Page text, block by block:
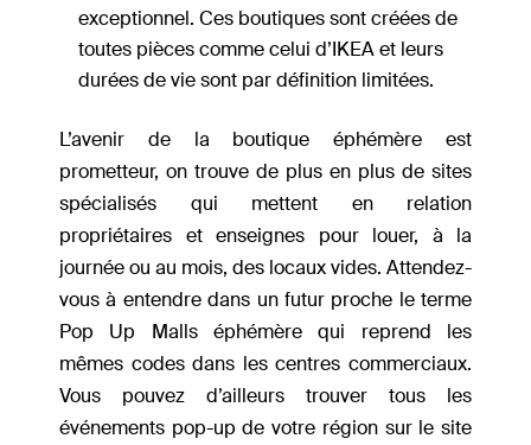
exceptionnel. Ces boutiques sont créées de
toutes pièces comme celui d’IKEA et leurs
durées de vie sont par définition limitées.
L’avenir de la boutique éphémère est
prometteur, on trouve de plus en plus de sites
spécialisés qui mettent en relation
propriétaires et enseignes pour louer, à la
journée ou au mois, des locaux vides. Attendez-
vous à entendre dans un futur proche le terme
Pop Up Malls éphémère qui reprend les
mêmes codes dans les centres commerciaux.
Vous pouvez d’ailleurs trouver tous les
événements pop-up de votre région sur le site